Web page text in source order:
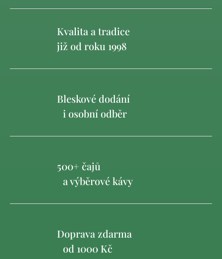
Kvalita a tradice
již od roku 1998
Bleskové dodání
i osobní odběr
500+ čajů
a výběrové kávy
Doprava zdarma
od 1000 Kč